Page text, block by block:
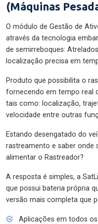
(Máquinas
O módulo de Gestão de
através da tecnologia
de semirreboques:
localização precisa em
Produto que possibilita o
fornecendo em tempo real
tais como: localização,
velocidade entre outras
Estando desengatado do
rastreamento e saber onde
alimentar o Rastreador?
A resposta é simples, a
que possui bateria própria
versão mais completa que
Aplicações em todos